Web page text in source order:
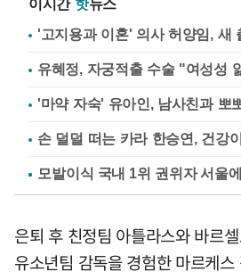
이시간 핫뉴스
'고지용과 이혼' 의사 허양임, 새
유혜정, 자궁적출 수술 "여성성
'마약 자숙' 유아인, 남사친과 뽀
손 덜덜 떠는 카라 한승연, 건강
은퇴 후 친정팀 아틀라스와 바르
유소년팀 감독을 경험한 마르케